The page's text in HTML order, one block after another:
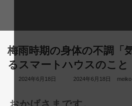
梅雨時期の身体の不調「
るスマートハウスのこ
2024年6月18日
最
新
2024年6月18日 meiko